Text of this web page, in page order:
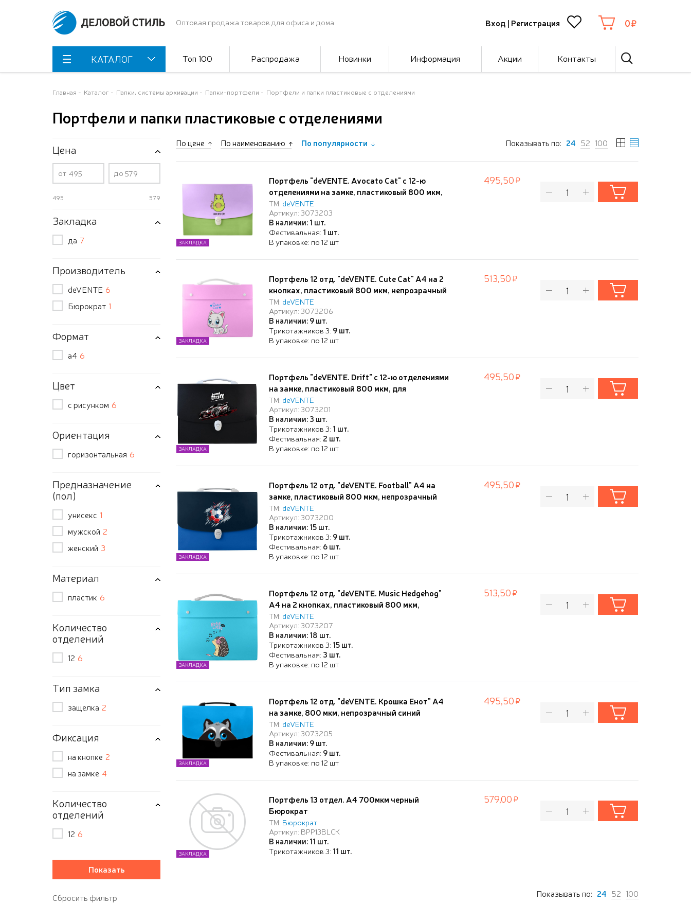
Оптовая продажа товаров для офиса и дома Вход | Регистрация 0
КАТАЛОГ Топ 100 Распродажа Новинки Информация Акции Контакты
Главная Каталог Папки, системы архивации Папки-портфели Портфели и папки пластиковые с отделениями
Портфели и папки пластиковые с отделениями
Цена
от до
495 579
Закладка
да 7
Производитель
deVENTE 6
Бюрократ 1
Формат
а4 6
Цвет
с рисунком 6
Ориентация
горизонтальная 6
Предназначение
(пол)
унисекс 1
мужской 2
женский 3
Материал
пластик 6
Количество
отделений
12 6
Тип замка
защелка 2
Фиксация
на кнопке 2
на замке 4
Количество
отделений
12 6
По цене По наименованию По популярности Показывать по: 24 52 100
Портфель "deVENTE. Avocato Cat" с 12-ю
отделениями на замке, пластиковый 800 мкм,
для документов A4 (33x24x3 см) внутренние
отделения толщиной 170 мкм, непрозрачный
синий
ТМ: deVENTE
Артикул: 3073203
В наличии: 1 шт.
Фестивальная: 1 шт.
В упаковке: по 12 шт
ЗАКЛАДКА
495,50
Портфель 12 отд. "deVENTE. Cute Cat" А4 на 2
кнопках, пластиковый 800 мкм, непрозрачный
розовый
ТМ: deVENTE
Артикул: 3073206
В наличии: 9 шт.
Трикотажников 3: 9 шт.
В упаковке: по 12 шт
ЗАКЛАДКА
513,50
Портфель "deVENTE. Drift" с 12-ю отделениями
на замке, пластиковый 800 мкм, для
документов A4 (33x24x3 см) внутренние
отделения толщиной 170 мкм, непрозрачный
синий
ТМ: deVENTE
Артикул: 3073201
В наличии: 3 шт.
Трикотажников 3: 1 шт.
Фестивальная: 2 шт.
В упаковке: по 12 шт
ЗАКЛАДКА
495,50
Портфель 12 отд. "deVENTE. Football" А4 на
замке, пластиковый 800 мкм, непрозрачный
синий
ТМ: deVENTE
Артикул: 3073200
В наличии: 15 шт.
Трикотажников 3: 9 шт.
Фестивальная: 6 шт.
В упаковке: по 12 шт
ЗАКЛАДКА
495,50
Портфель 12 отд. "deVENTE. Music Hedgehog"
А4 на 2 кнопках, пластиковый 800 мкм,
непрозрачный розовы
ТМ: deVENTE
Артикул: 3073207
В наличии: 18 шт.
Трикотажников 3: 15 шт.
Фестивальная: 3 шт.
В упаковке: по 12 шт
ЗАКЛАДКА
513,50
Портфель 12 отд. "deVENTE. Крошка Енот" А4
на замке, 800 мкм, непрозрачный синий
ТМ: deVENTE
Артикул: 3073205
В наличии: 9 шт.
Фестивальная: 9 шт.
В упаковке: по 12 шт
ЗАКЛАДКА
495,50
Портфель 13 отдел. A4 700мкм черный
Бюрократ
ТМ: Бюрократ
Артикул: BPP13BLCK
В наличии: 11 шт.
Трикотажников 3: 11 шт.
ЗАКЛАДКА
579,00
Показывать по: 24 52 100